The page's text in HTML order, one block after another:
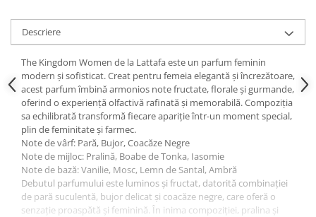
Descriere
The Kingdom Women de la Lattafa este un parfum feminin
modern și sofisticat. Creat pentru femeia elegantă și încrezătoare,
acest parfum îmbină armonios note fructate, florale și gurmande,
oferind o experiență olfactivă rafinată și memorabilă. Compoziția
sa echilibrată transformă fiecare apariție într-un moment special,
plin de feminitate și farmec.
Note de vârf: Pară, Bujor, Coacăze Negre
Note de mijloc: Pralină, Boabe de Tonka, Iasomie
Note de bază: Vanilie, Mosc, Lemn de Santal, Ambră
Debutul parfumului este luminos și fructat, datorită combinației
de pară suculentă, bujor delicat și coacăze negre, care oferă o
senzație proaspătă și feminină. În inima compoziției, pralina și